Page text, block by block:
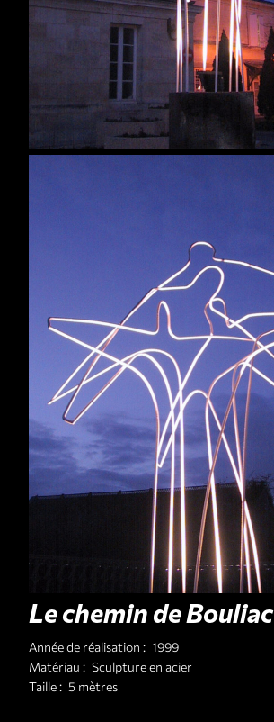
Le chemin de Bouliac
Année de réalisation : 1999
Matériau : Sculpture en acier
Taille : 5 mètres